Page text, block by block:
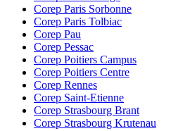
Corep Paris Sorbonne
Corep Paris Tolbiac
Corep Pau
Corep Pessac
Corep Poitiers Campus
Corep Poitiers Centre
Corep Rennes
Corep Saint-Etienne
Corep Strasbourg Brant
Corep Strasbourg Krutenau